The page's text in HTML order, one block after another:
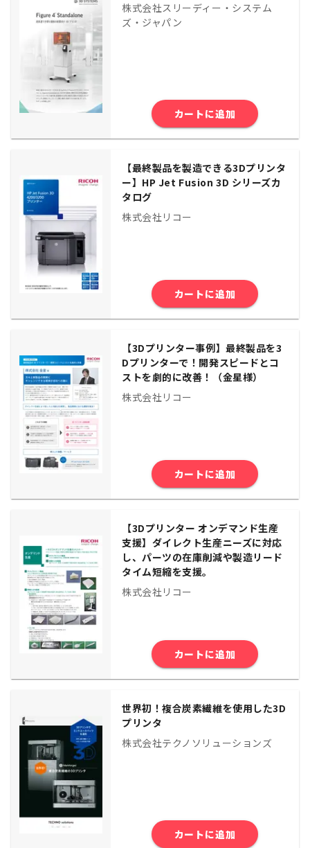
株式会社スリーディー・システム
ズ・ジャパン
カートに追加
【最終製品を製造できる3Dプリンタ
ー】HP Jet Fusion 3D シリーズカ
タログ
株式会社リコー
カートに追加
【3Dプリンター事例】最終製品を3
Dプリンターで！開発スピードとコ
ストを劇的に改善！（金星様）
株式会社リコー
カートに追加
【3Dプリンター オンデマンド生産
支援】ダイレクト生産ニーズに対応
し、パーツの在庫削減や製造リード
タイム短縮を支援。
株式会社リコー
カートに追加
世界初！複合炭素繊維を使用した3D
プリンタ
株式会社テクノソリューションズ
カートに追加